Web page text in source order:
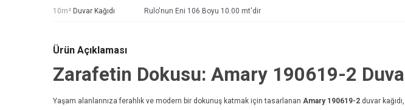
10m² Duvar Kağıdı Rulo'nun Eni 106 Boyu 10.00 mt'dir
Ürün Açıklaması
Zarafetin Dokusu: Amary 190619-2
Yaşam alanlarınıza ferahlık ve modern bir dokunuş katmak için tasarlanan Amary 190619-2 duvar kağıdı